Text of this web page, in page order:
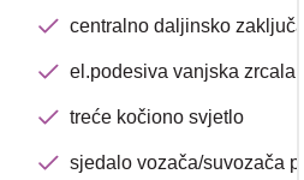
centralno daljinsko
el.podesiva vanjska zrcala
treće kočiono svjetlo
sjedalo vozača/suvozača
Nova